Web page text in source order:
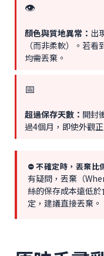
👁️
顏色與質地異常： 出
（而非柔軟）。若
均需丟棄。
📅
超過保存天數： 開封
過4個月，即使外觀
⛔ 不確定時，丟棄比
有疑問，丟棄（
絲的保存成本遠低
定，建議直接丟棄。